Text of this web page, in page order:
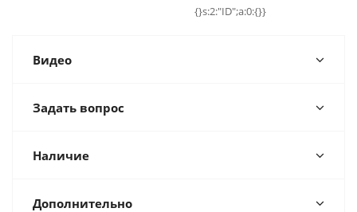
{}s:2:"ID";a:0:{}}
Видео
Задать вопрос
Наличие
Дополнительно